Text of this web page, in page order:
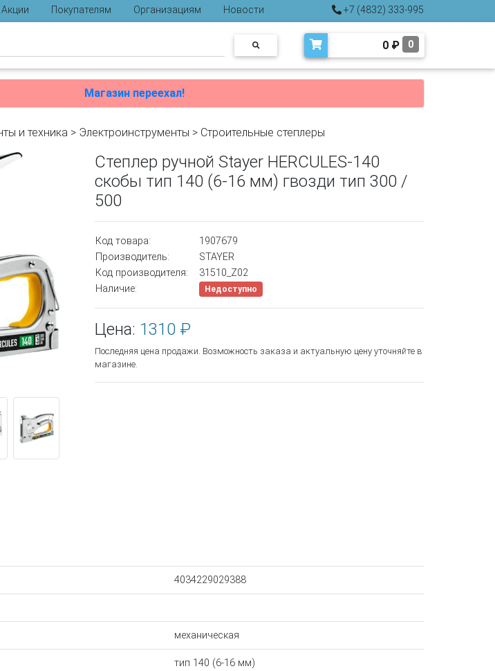
Акции Покупателям Организациям
Новости
+7 (4832) 333-995
0 ₽ 0
Магазин переехал!
и техника > Электроинструменты > Строительные степлеры
Степлер ручной Stayer HERCULES-140
скобы тип 140 (6-16 мм) гвозди тип 300 /
500
Код товара:
1907679
Производитель:
STAYER
Код производителя:
31510_Z02
Наличие:
Недоступно
Цена: 1310 ₽
Последняя цена продажи. Возможность заказа и актуальную цену уточняйте в
магазине.
4034229029388
механическая
тип 140 (6-16 мм)